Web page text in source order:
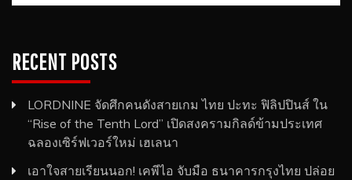
RECENT POSTS
LORDNINE จัดศึกคนดังสายเกม ไทย ปะทะ ฟิลิปปินส์ ใน
“Rise of the Tenth Lord” เปิดสงครามกิลด์ข้ามประเทศ
ฉลองเซิร์ฟเวอร์ใหม่ เฮเลนา
เอาใจสายเรียนนอก! เคพีไอ จับมือ ธนาคารกรุงไทย ปล่อย